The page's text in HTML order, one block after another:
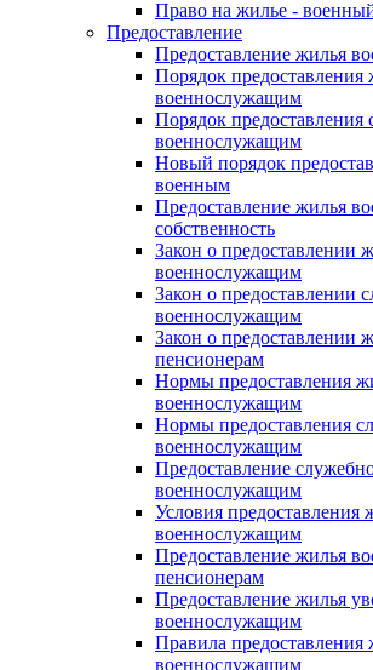
Право на жилье -
Предоставление
Предоставление жилья
Порядок предоставления
военнослужащим
Порядок предоставления
военнослужащим
Новый порядок
военным
Предоставление жилья
собственность
Закон о предоставлении
военнослужащим
Закон о предоставлении
военнослужащим
Закон о предоставлении
пенсионерам
Нормы предоставления
военнослужащим
Нормы предоставления
военнослужащим
Предоставление
военнослужащим
Условия предоставления
военнослужащим
Предоставление жилья
пенсионерам
Предоставление жилья
военнослужащим
Правила предоставления
военнослужащим